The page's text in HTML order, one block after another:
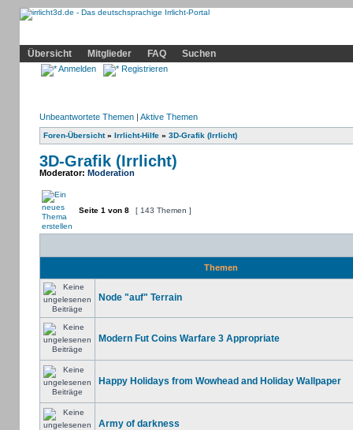
Übersicht
Mitglieder FAQ Suchen
Anmelden Registrieren
Unbeantwortete Themen| Aktive Themen
Foren-Übersicht» Irrlicht-Hilfe» 3D-Grafik (Irrlicht)
3D-Grafik (Irrlicht)
Moderator: Moderation
Seite 1 von 8 [ 143 Themen ]
Themen
Node "auf" Terrain
Modern Fut Coins Warfare 3 Appropriate
Happy Holidays from Wowhead and Holiday Wallpaper
Army of darkness